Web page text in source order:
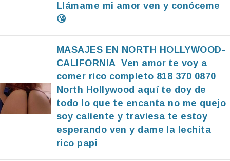
Llámame mi amor ven y conóceme
😘
MASAJES EN NORTH HOLLYWOOD-
CALIFORNIA Ven amor te voy a
comer rico completo 818 370 0870
North Hollywood aquí te doy de
todo lo que te encanta no me quejo
soy caliente y traviesa te estoy
esperando ven y dame la lechita
rico papi